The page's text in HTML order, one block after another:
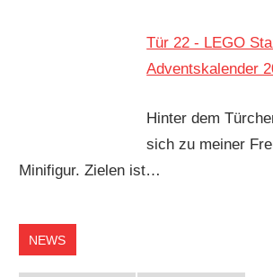
Tür 22 - LEGO
Adventskalender
Hinter dem
sich zu meiner
Minifigur. Zielen ist…
NEWS